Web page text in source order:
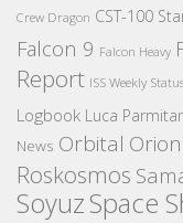
Crew Dragon CST-100
Falcon 9 Falcon Heavy
Report ISS Weekly
Logbook Luca
News Orbital Orion
Roskosmos
SoyuzSpace